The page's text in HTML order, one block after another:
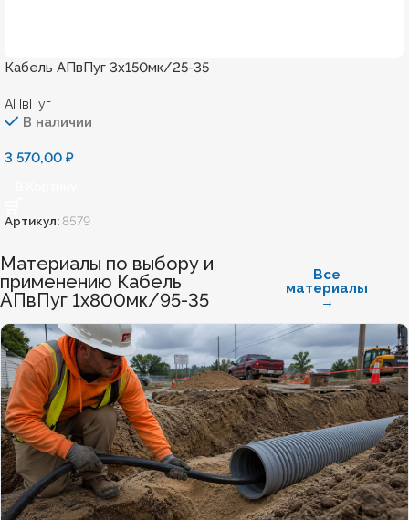
Кабель АПвПуг 3х150мк/25-35
АПвПуг
В наличии
3 570,00 ₽
Артикул:8579
Материалы по выбору и
применению Кабель
АПвПуг 1х800мк/95-35
Все
материалы
→